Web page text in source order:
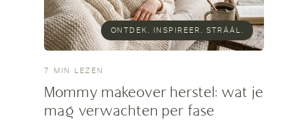
ONTDEK. INSPIREER. STRÁÁL.
7 MIN LEZEN
Mommy makeover herstel: wat je
mag verwachten per fase